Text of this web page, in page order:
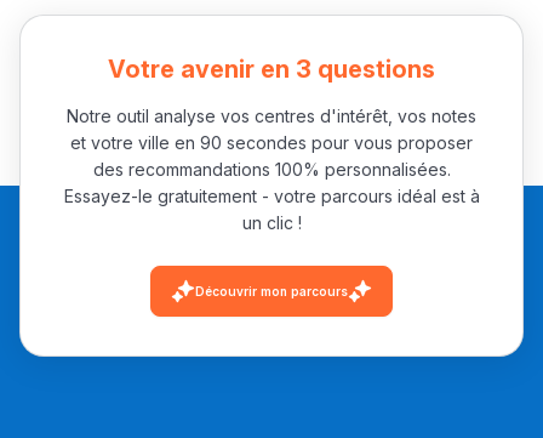
Votre avenir en 3 questions
Notre outil analyse vos centres d'intérêt, vos notes
et votre ville en 90 secondes pour vous proposer
des recommandations 100% personnalisées.
Essayez-le gratuitement - votre parcours idéal est à
un clic !
Découvrir mon parcours